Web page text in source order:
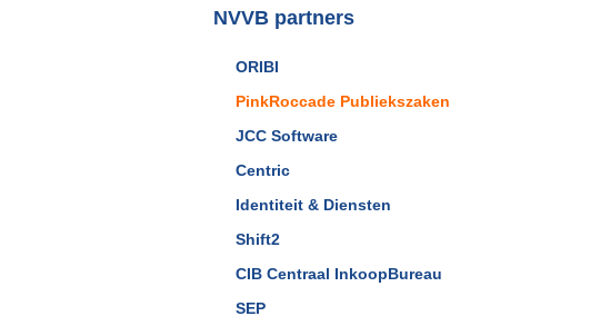
NVVB partners
ORIBI
PinkRoccade Publiekszaken
JCC Software
Centric
Identiteit & Diensten
Shift2
CIB Centraal InkoopBureau
SEP